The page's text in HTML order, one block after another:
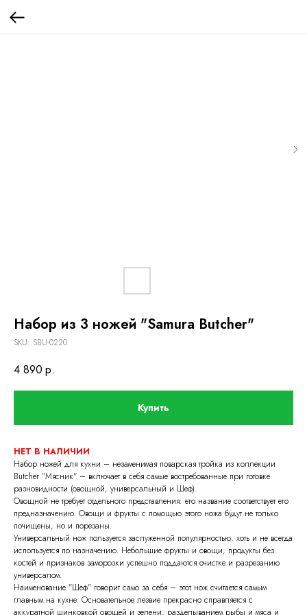
Набор из 3 ножей "Samura Butcher"
SKU: SBU-0220
4 890 р.
Купить
НЕТ В НАЛИЧИИ
Набор ножей для кухни – незаменимая поварская тройка из коллекции
Butcher "Мясник" – включает в себя самые востребованные при готовке
разновидности (овощной, универсальный и Шеф).
Овощной не требует отдельного представления: его название соответствует его
предназначению. Овощи и фрукты с помощью этого ножа будут не только
почищены, но и порезаны.
Универсальный нож пользуется заслуженной популярностью, хоть и не всегда
используется по назначению. Небольшие фрукты и овощи, продукты без
костей и признаков заморозки успешно поддаются очистке и разрезанию
универсалом.
Наименование "Шеф" говорит само за себя – этот нож считается самым
главным на кухне. Основательное лезвие прекрасно справляется с
аккуратной шинковкой овощей и зелени, разделыванием рыбы и мяса и